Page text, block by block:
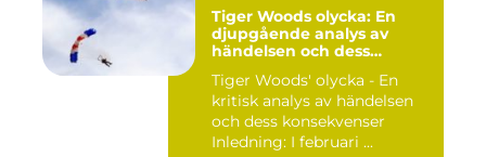
Tiger Woods olycka: En
djupgående analys av
händelsen och dess
Tiger Woods' olycka - En
kritisk analys av händelsen
och dess konsekvenser
Inledning: I februari ...